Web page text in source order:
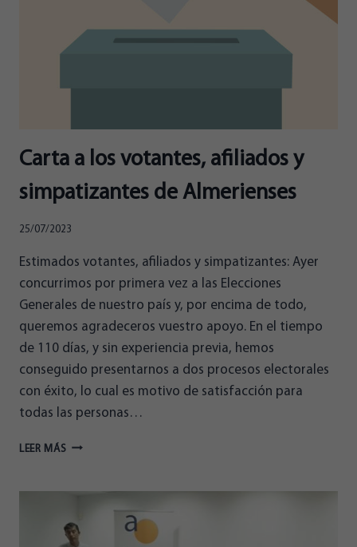
CONGRESO
LAS
HICIERON
EL
Carta a los votantes, afiliados y
simpatizantes de Almerienses
25/07/2023
Estimados votantes, afiliados y simpatizantes: Ayer
concurrimos por primera vez a las Elecciones
Generales de nuestro país y, por encima de todo,
queremos agradeceros vuestro apoyo. En el tiempo
de 110 días, y sin experiencia previa, hemos
conseguido presentarnos a dos procesos electorales
con éxito, lo cual es motivo de satisfacción para
todas las personas…
LEER MÁS CARTA
AFILIADOS
Y